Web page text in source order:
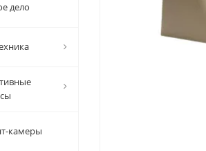
дело
камеры